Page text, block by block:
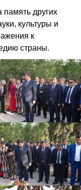
других
культуры и
к
страны.